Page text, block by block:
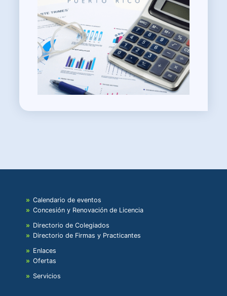
Calendario de eventos
Concesión y Renovación de Licencia
Directorio de Colegiados
Directorio de Firmas y Practicantes
Enlaces
Ofertas
Servicios